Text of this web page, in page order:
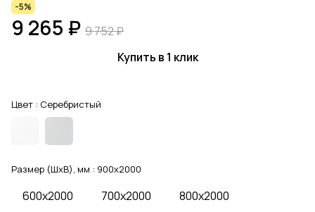
-5%
9 265 ₽ 9 752 ₽
Купить в 1 клик
Цвет : Серебристый
Размер (ШхВ), мм : 900x2000
600x2000 700x2000 800x2000